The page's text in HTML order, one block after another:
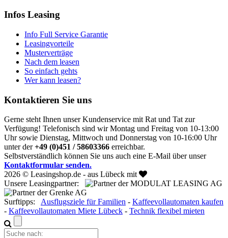
Infos Leasing
Info Full Service Garantie
Leasingvorteile
Musterverträge
Nach dem leasen
So einfach gehts
Wer kann leasen?
Kontaktieren Sie uns
Gerne steht Ihnen unser Kundenservice mit Rat und Tat zur
Verfügung! Telefonisch sind wir Montag und Freitag von 10-13:00
Uhr sowie Dienstag, Mittwoch und Donnerstag von 10-16:00 Uhr
unter der+49 (0)451 / 58603366 erreichbar.
Selbstverständlich können Sie uns auch eine E-Mail über unser
Kontaktformular senden.
2026 © Leasingshop.de - aus Lübeck mit
Unsere Leasingpartner:
Surftipps: Ausflugsziele für Familien - Kaffeevollautomaten kaufen
- Kaffeevollautomaten Miete Lübeck - Technik flexibel mieten